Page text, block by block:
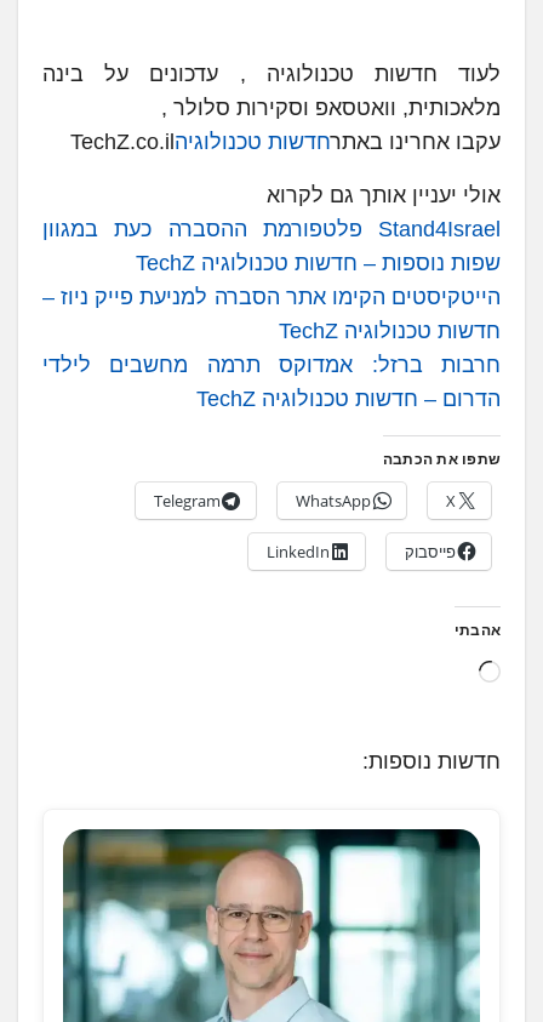
לעוד חדשות טכנולוגיה , עדכונים על בינה
מלאכותית, וואטסאפ וסקירות סלולר ,
עקבו אחרינו באתרחדשות טכנולוגיהTechZ.co.il
אולי יעניין אותך גם לקרוא
Stand4Israel פלטפורמת ההסברה כעת במגוון
שפות נוספות – חדשות טכנולוגיה TechZ
הייטקיסטים הקימו אתר הסברה למניעת פייק ניוז –
חדשות טכנולוגיה TechZ
חרבות ברזל: אמדוקס תרמה מחשבים לילדי
הדרום – חדשות טכנולוגיה TechZ
שתפו את הכתבה
X
WhatsApp
Telegram
פייסבוק LinkedIn
אהבתי
ט
.
.
חדשות נוספות: